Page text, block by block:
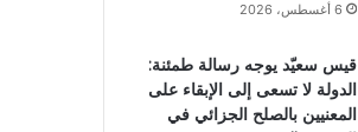
6 أغسطس، 2026
قيس سعيّد يوجه رسالة طمئنة:
الدولة لا تسعى إلى الإبقاء على
المعنيين بالصلح الجزائي في